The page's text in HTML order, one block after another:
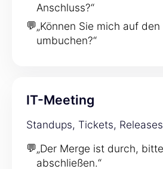
Anschluss?“
💬„Können Sie mich auf
umbuchen?“
IT-Meeting
Standups, Tickets,
💬„Der Merge ist durch,
abschließen.“